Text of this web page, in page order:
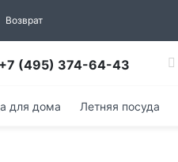
Возврат
+7 (495) 374-64-43
для дома Летняя посуда